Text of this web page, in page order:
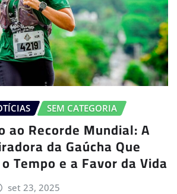
SEM CATEGORIA
ao Recorde Mundial: A
da Gaúcha Que
Tempo e a Favor da Vida
set 23, 2025